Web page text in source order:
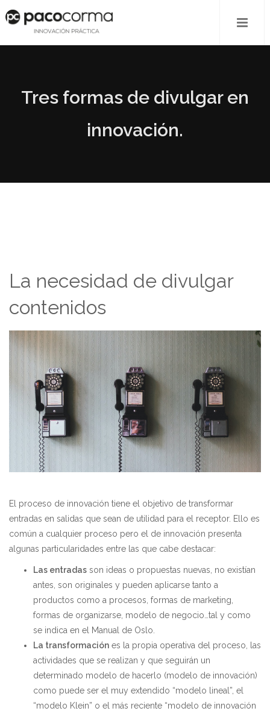
Tres formas de divulgar en
innovación.
La necesidad de divulgar
contenidos
El proceso de innovación tiene el objetivo de transformar
entradas en salidas que sean de utilidad para el receptor. Ello es
común a cualquier proceso pero el de innovación presenta
algunas particularidades entre las que cabe destacar:
Las entradas son ideas o propuestas nuevas, no existían
antes, son originales y pueden aplicarse tanto a
productos como a procesos, formas de marketing,
formas de organizarse, modelo de negocio…tal y como
se indica en el Manual de Oslo.
La transformación es la propia operativa del proceso, las
actividades que se realizan y que seguirán un
determinado modelo de hacerlo (modelo de innovación)
como puede ser el muy extendido “modelo lineal”, el
“modelo Klein” o el más reciente “modelo de innovación